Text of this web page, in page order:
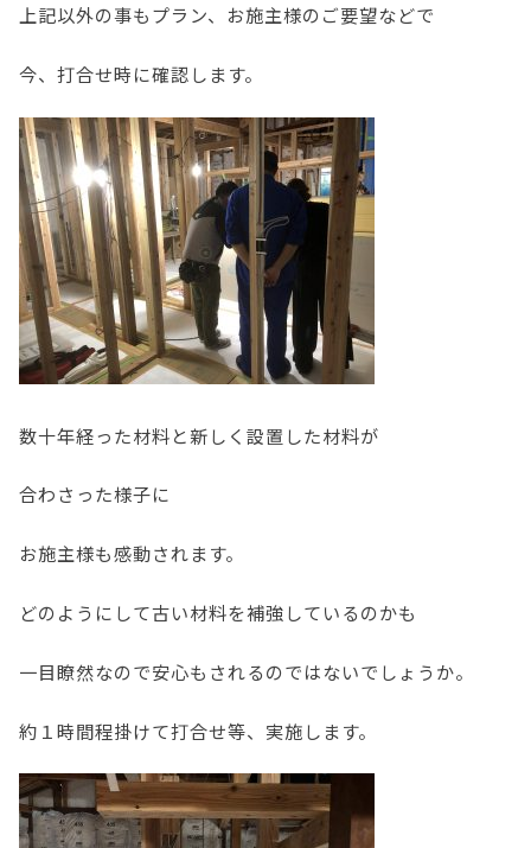
上記以外の事もプラン、お施主様のご要望などで
今、打合せ時に確認します。
数十年経った材料と新しく設置した材料が
合わさった様子に
お施主様も感動されます。
どのようにして古い材料を補強しているのかも
一目瞭然なので安心もされるのではないでしょうか。
約１時間程掛けて打合せ等、実施します。